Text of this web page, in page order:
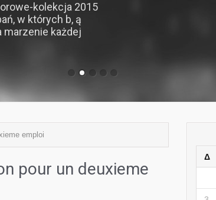
kolekcja 2015
w których b, ą
marzenie każdej
emploi
pour un deuxieme
Δ